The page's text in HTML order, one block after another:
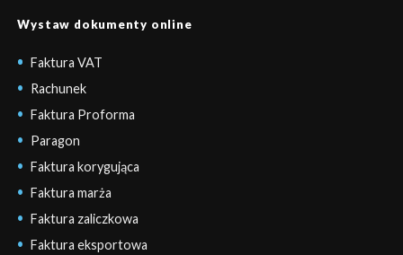
Wystaw dokumenty online
Faktura VAT
Rachunek
Faktura Proforma
Paragon
Faktura korygująca
Faktura marża
Faktura zaliczkowa
Faktura eksportowa